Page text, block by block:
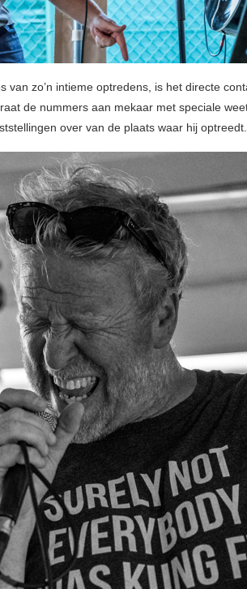
van zo’n intieme optredens, is het directe
de nummers aan mekaar met speciale
over van de plaats waar hij optreedt.